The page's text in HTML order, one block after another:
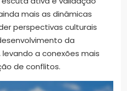
mais as dinâmicas
perspectivas culturais
da
a conexões mais
de conflitos.